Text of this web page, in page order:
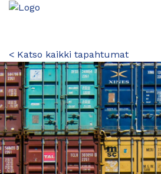
< Katso kaikki tapahtumat